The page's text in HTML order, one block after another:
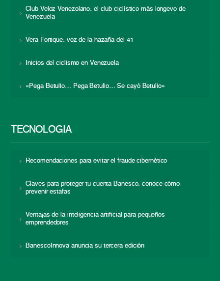
Club Veloz Venezolano: el club ciclístico más longevo de
Venezuela
Vera Fortique: voz de la hazaña del 41
Inicios del ciclismo en Venezuela
«Pega Betulio… Pega Betulio… Se cayó Betulio»
TECNOLOGÍA
Recomendaciones para evitar el fraude cibernético
Claves para proteger tu cuenta Banesco: conoce cómo
prevenir estafas
Ventajas de la inteligencia artificial para pequeños
emprendedores
BanescoInnova anuncia su tercera edición